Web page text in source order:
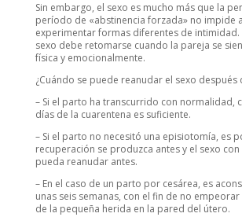
Sin embargo, el sexo es mucho más que la
período de «abstinencia forzada» no impide
experimentar formas diferentes de intimidad.
sexo debe retomarse cuando la pareja se
física y emocionalmente.
¿Cuándo se puede reanudar el sexo después
– Si el parto ha transcurrido con normalidad,
días de la cuarentena es suficiente.
– Si el parto no necesitó una episiotomía, es
recuperación se produzca antes y el sexo
pueda reanudar antes.
– En el caso de un parto por cesárea, es
unas seis semanas, con el fin de no
de la pequeña herida en la pared del útero.